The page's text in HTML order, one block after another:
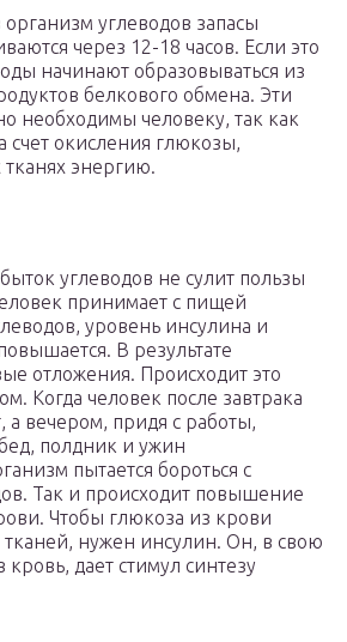
организм углеводов запасы
через 12-18 часов. Если это
начинают образовываться из
белкового обмена. Эти
необходимы человеку, так как
счет окисления глюкозы,
энергию.
углеводов не сулит пользы
принимает с пищей
уровень инсулина и
В результате
отложения. Происходит это
Когда человек после завтрака
а вечером, придя с работы,
полдник и ужин
пытается бороться с
Так и происходит повышение
Чтобы глюкоза из крови
нужен инсулин. Он, в свою
кровь, дает стимул синтезу